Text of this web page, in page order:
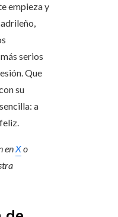
empieza y
serios
Que
su
a
enXo